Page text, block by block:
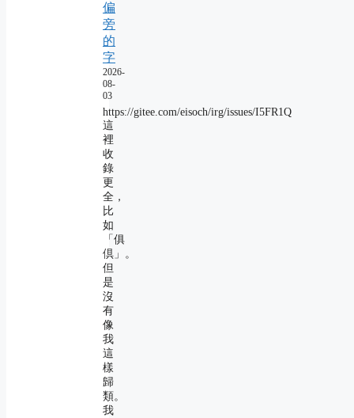
偏
旁
的
字
2026-
08-
03
https://gitee.com/eisoch/irg/issues/I5FR1Q
這
裡
收
錄
更
全，
比
如
「俱
倶」。
但
是
沒
有
像
我
這
樣
歸
類。
我